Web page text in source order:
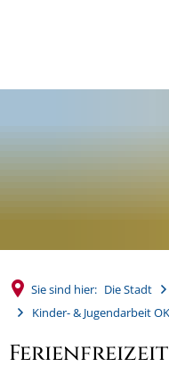
Sie sind hier: Die Stadt
Kinder- & Jugendarbeit
Ferienfreizeit